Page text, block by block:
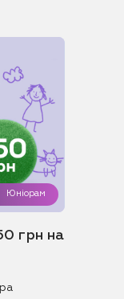
Юніорам
грн на